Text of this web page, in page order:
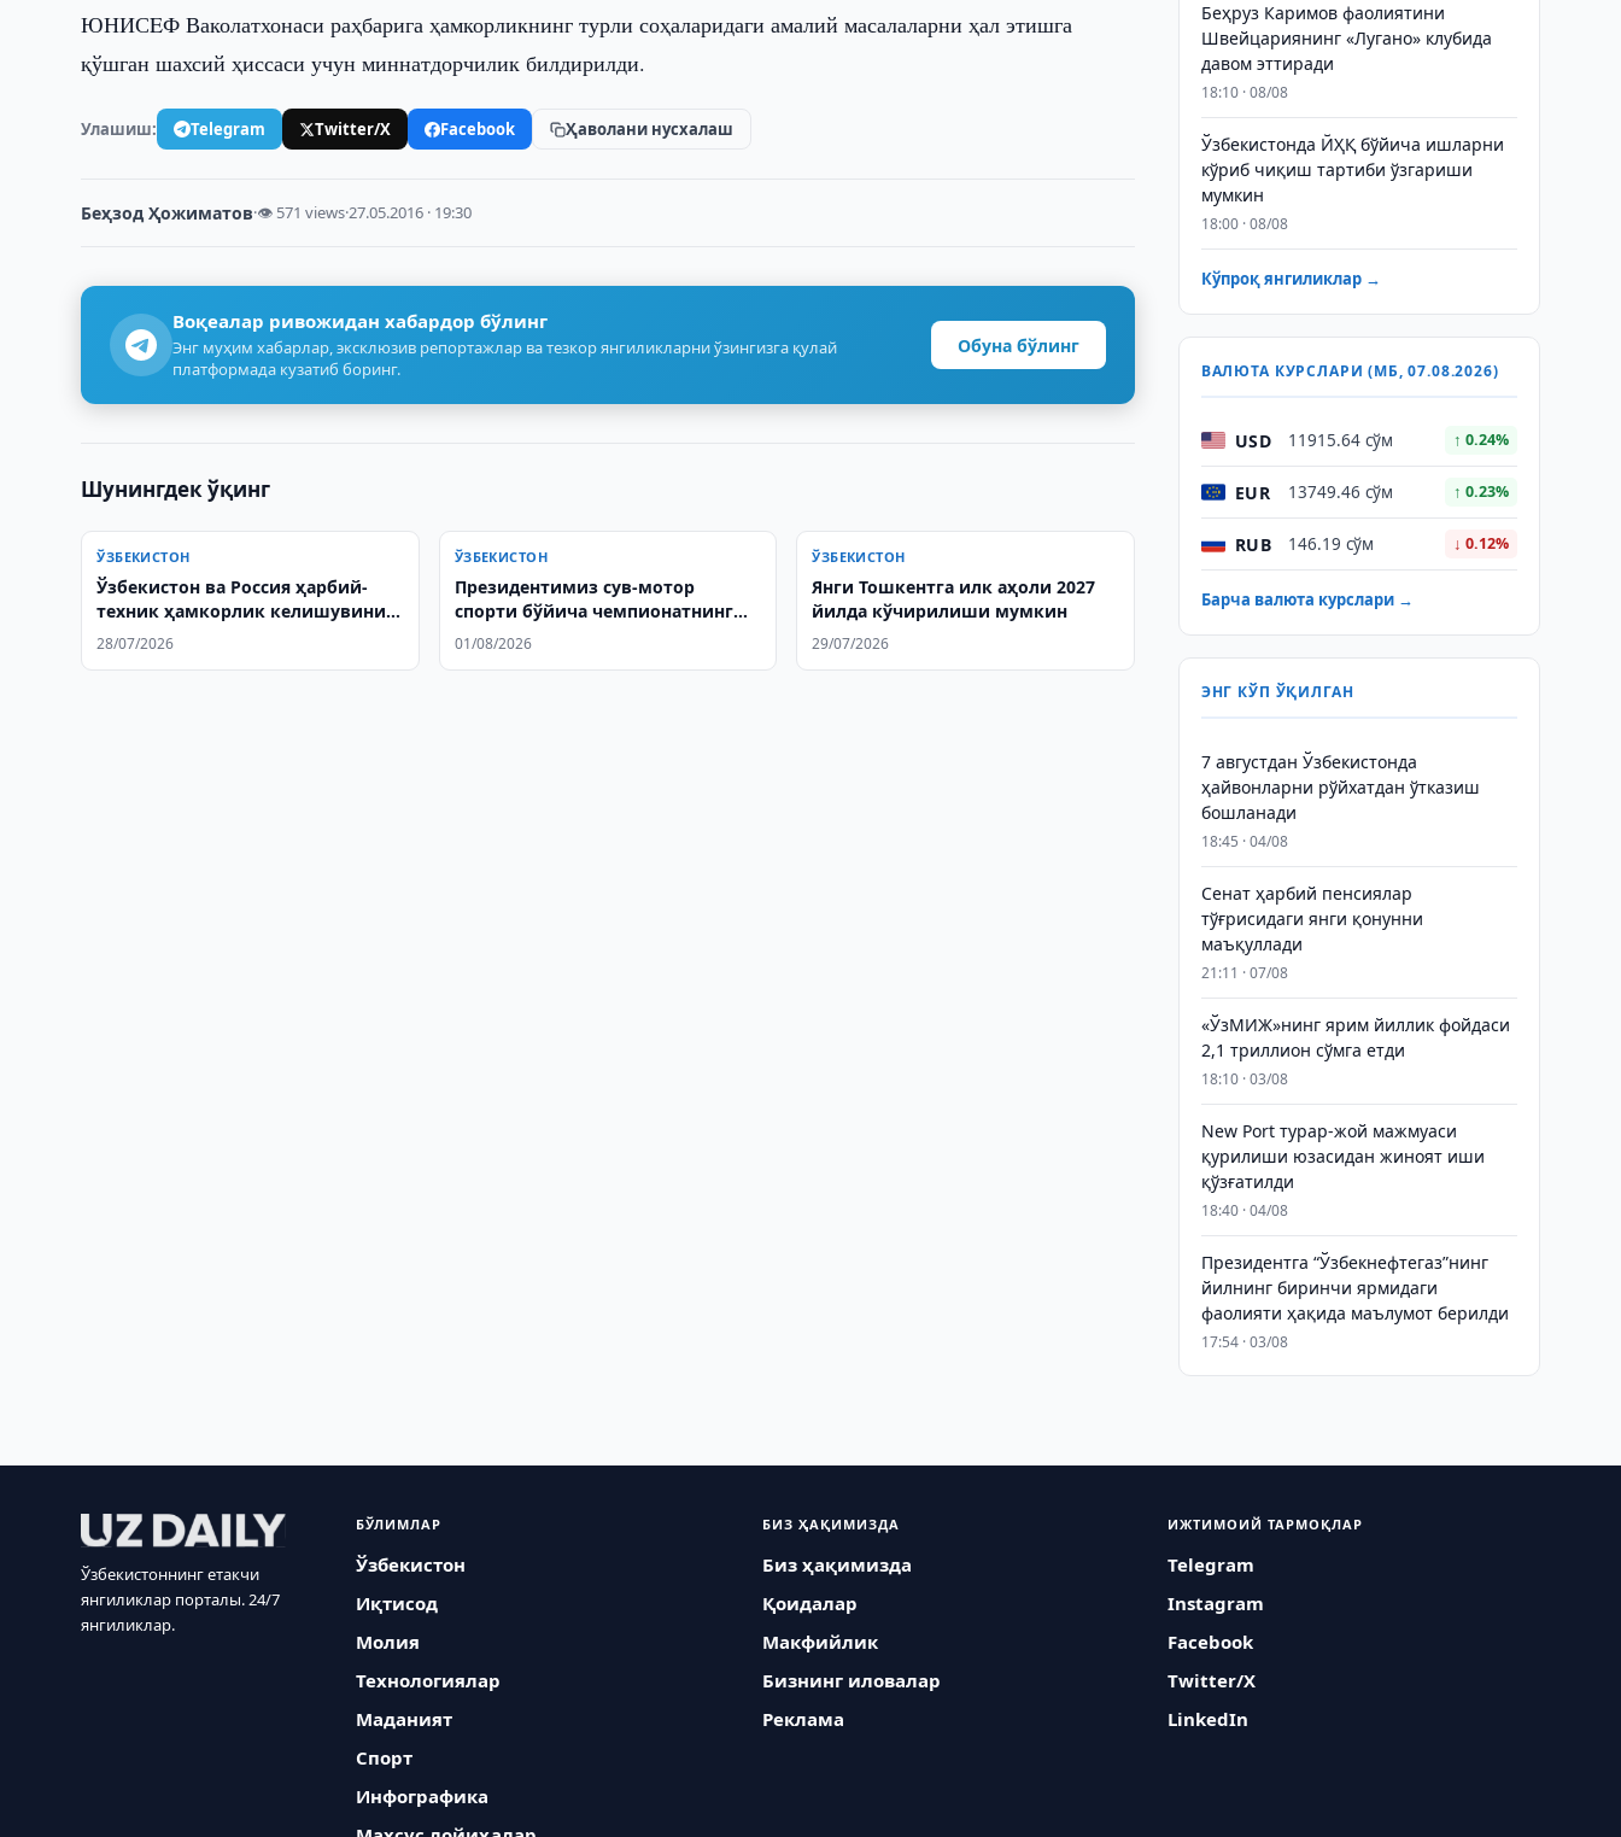
ЮНИСEФ Ваколатхонаси раҳбарига ҳамкорликнинг турли соҳаларидаги амалий масалаларни ҳал этишга
қўшган шахсий ҳиссаси учун миннатдорчилик билдирилди.
Улашиш: Telegram Twitter/X Facebook Ҳаволани нусхалаш
Беҳзод Ҳожиматов·👁 571 views·27.05.2016 · 19:30
Воқеалар ривожидан хабардор бўлинг
Энг муҳим хабарлар, эксклюзив репортажлар ва тезкор янгиликларни ўзингизга қулай
платформада кузатиб боринг.
Обуна бўлинг
Шунингдек ўқинг
ЎЗБЕКИСТОН
Ўзбекистон ва Россия ҳарбий-
техник ҳамкорлик келишувини
ўзгартиради
28/07/2026
ЎЗБЕКИСТОН
Президентимиз сув-мотор
спорти бўйича чемпионатнинг
очилишида иштирок этди
01/08/2026
ЎЗБЕКИСТОН
Янги Тошкентга илк аҳоли 2027
йилда кўчирилиши мумкин
29/07/2026
Беҳруз Каримов фаолиятини
Швейцариянинг «Лугано» клубида
давом эттиради
18:10 · 08/08
Ўзбекистонда ЙҲҚ бўйича ишларни
кўриб чиқиш тартиби ўзгариши
мумкин
18:00 · 08/08
Кўпроқ янгиликлар →
ВАЛЮТА КУРСЛАРИ (МБ, 07.08.2026)
USD 11915.64 сўм ↑ 0.24%
EUR 13749.46 сўм ↑ 0.23%
RUB 146.19 сўм ↓ 0.12%
Барча валюта курслари →
ЭНГ КЎП ЎҚИЛГАН
7 августдан Ўзбекистонда
ҳайвонларни рўйхатдан ўтказиш
бошланади
18:45 · 04/08
Сенат ҳарбий пенсиялар
тўғрисидаги янги қонунни
маъқуллади
21:11 · 07/08
«ЎзМИЖ»нинг ярим йиллик фойдаси
2,1 триллион сўмга етди
18:10 · 03/08
New Port турар-жой мажмуаси
қурилиши юзасидан жиноят иши
қўзғатилди
18:40 · 04/08
Президентга “Ўзбекнефтегаз”нинг
йилнинг биринчи ярмидаги
фаолияти ҳақида маълумот берилди
17:54 · 03/08
Ўзбекистоннинг етакчи
янгиликлар порталы. 24/7
янгиликлар.
БЎЛИМЛАР
Ўзбекистон
Иқтисод
Молия
Технологиялар
Маданият
Спорт
Инфографика
БИЗ ҲАҚИМИЗДА
Биз ҳақимизда
Қоидалар
Макфийлик
Бизнинг иловалар
Реклама
ИЖТИМОИЙ ТАРМОҚЛАР
Telegram
Instagram
Facebook
Twitter/X
LinkedIn